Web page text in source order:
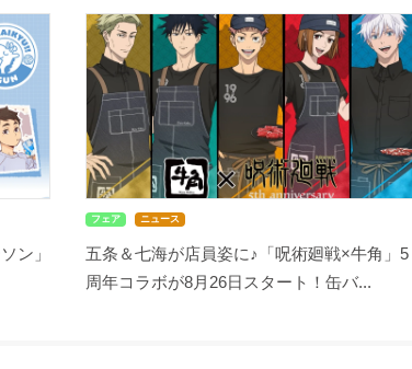
ン」
フェア ニュース
五条＆七海が店員姿に♪「呪術廻戦×牛角」5
周年コラボが8月26日スタート！缶バ...